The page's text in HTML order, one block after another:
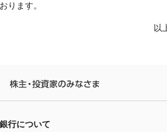
ります。
以
行について
行について